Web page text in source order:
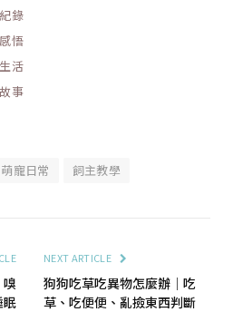
錄
悟
活
事
萌寵日常 飼主教學
眠
NEXT ARTICLE
狗狗吃草吃異物怎麼辦｜吃
草、吃便便、亂撿東西判斷